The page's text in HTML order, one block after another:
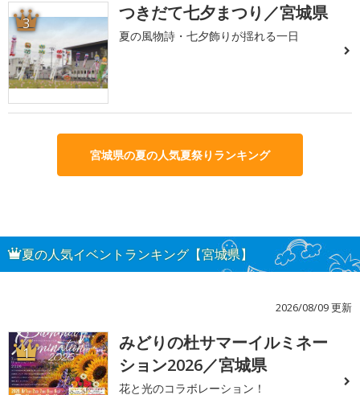
3 つきだて七夕まつり／宮城県
夏の風物詩・七夕飾りが揺れる一日
宮城県の夏の人気夏祭りランキング
夏の人気イベントランキング【宮城県】
2026/08/09 更新
1
みどりの杜サマーイルミネー
ション2026／宮城県
花と光のコラボレーション！